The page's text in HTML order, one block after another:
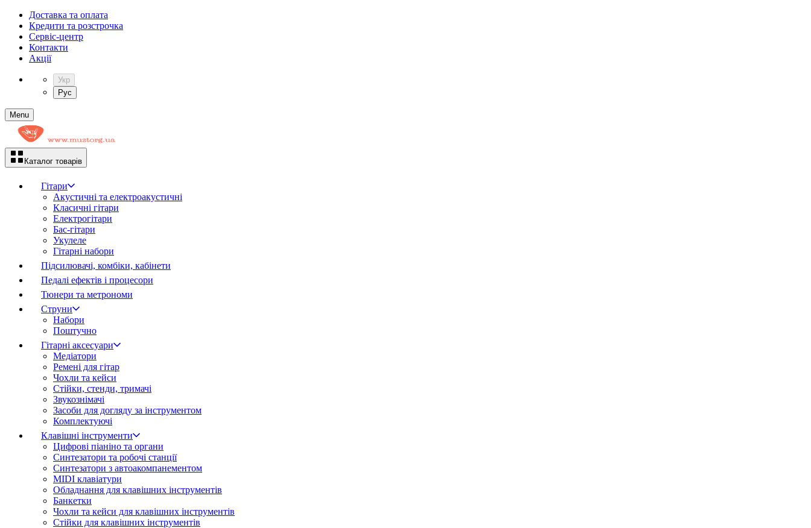
Доставка та оплата
Кредити та розстрочка
Сервіc-центр
Контакти
Акції
Укр
Рус
Menu
Каталог товарів
Гітари
Акустичні та електроакустичні
Класичні гітари
Електрогітари
Бас-гітари
Укулеле
Гітарні набори
Підсилювачі, комбіки, кабінети
Педалі ефектів і процесори
Тюнери та метрономи
Струни
Набори
Поштучно
Гітарні аксесуари
Медіатори
Ремені для гітар
Чохли та кейси
Стійки, стенди, тримачі
Звукознімачі
Засоби для догляду за інструментом
Комплектуючі
Клавішні інструменти
Цифрові піаніно та органи
Синтезатори та робочі станції
Синтезатори з автоакомпанементом
MIDI клавіатури
Обладнання для клавішних інструментів
Банкетки
Чохли та кейси для клавішних інструментів
Стійки для клавішних інструментів